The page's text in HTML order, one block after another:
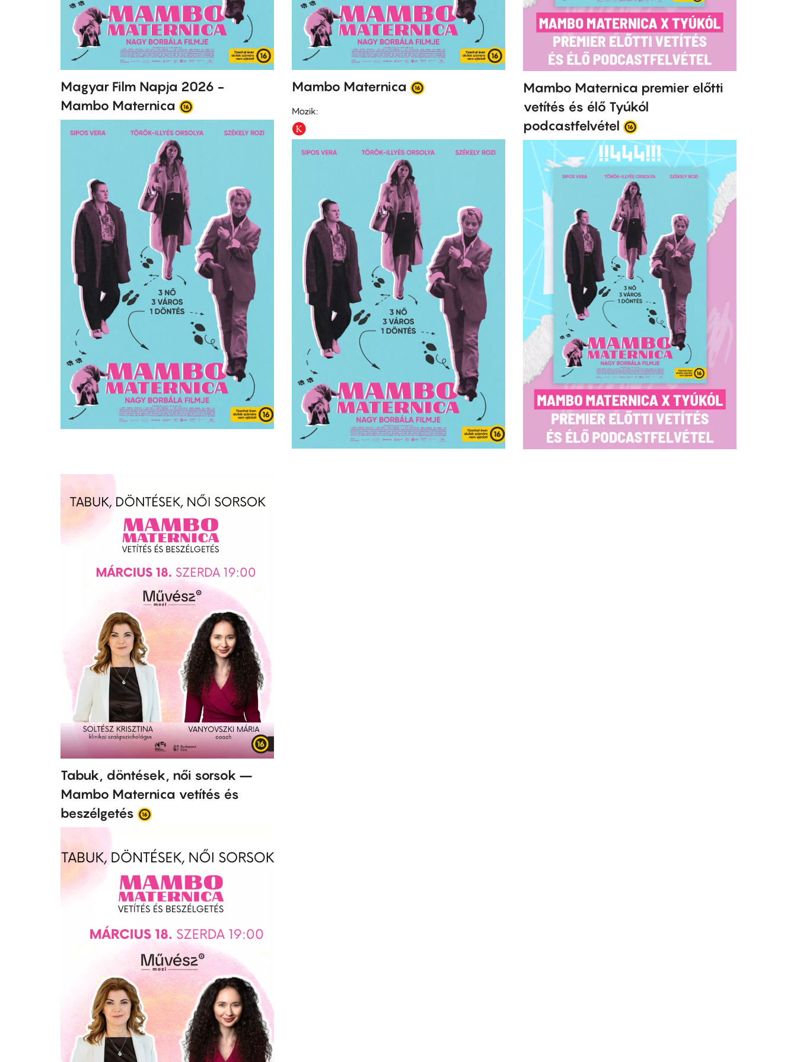
Magyar Film Napja 2026 -
Mambo Maternica
Mambo Maternica
Mozik:
Mambo Maternica premier előtti
vetítés és élő Tyúkól
podcastfelvétel
Tabuk, döntések, női sorsok –
Mambo Maternica vetítés és
beszélgetés